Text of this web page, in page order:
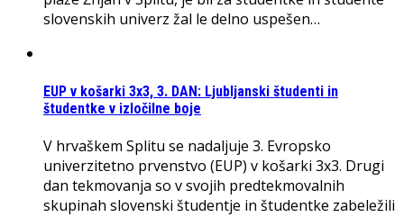
slovenskih univerz žal le delno uspešen…
EUP v košarki 3x3, 3. DAN: Ljubljanski študenti in
študentke v izločilne boje
V hrvaškem Splitu se nadaljuje 3. Evropsko
univerzitetno prvenstvo (EUP) v košarki 3x3. Drugi
dan tekmovanja so v svojih predtekmovalnih
skupinah slovenski študentje in študentke zabeležili